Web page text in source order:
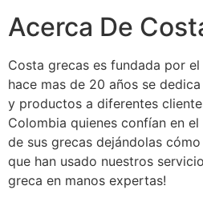
Acerca De
Costa grecas es fundada por
hace mas de 20 años se
y productos a diferentes
Colombia quienes confían en
de sus grecas dejándolas
que han usado nuestros
greca en manos expertas!